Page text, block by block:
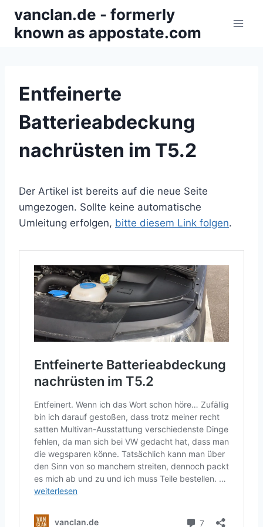
Inhalt
springen
vanclan.de - formerly
known as appostate.com
Entfeinerte
Batterieabdeckung
nachrüsten im T5.2
Der Artikel ist bereits auf die neue Seite
umgezogen. Sollte keine automatische
Umleitung erfolgen, bitte diesem Link folgen.